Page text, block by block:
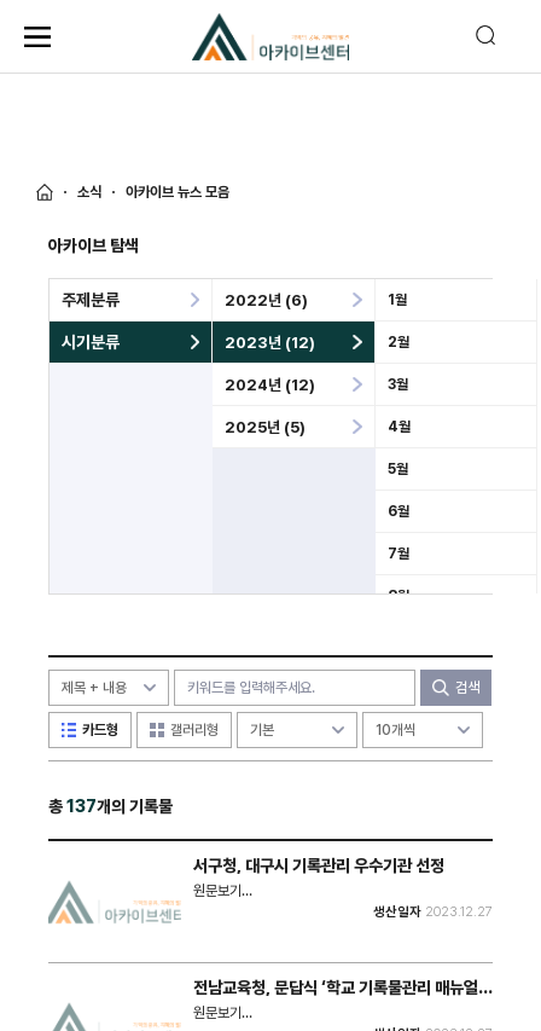
소식 아카이브 뉴스 모음
아카이브 탐색
주제분류
시기분류
2022년 (6)
2023년 (12)
1월
2월
3월
4월
5월
6월
7월
8월
11월
12월
2024년 (12)
2025년 (5)
검색
카드형 갤러리형
총137개의 기록물
서구청, 대구시 기록관리 우수기관 선정
원문보기
: https://www.idaegu.co.kr/news/articleView.html?
밝혔다. 기록관리 평가는 기록물 관리분야 업무지원의
적극성, 업무수행의 충실성 및 기록물관리 우수사례 등
3개 부문, 11개 지표를 평가한다. 서구청은 3개 부문 전
반에서 우수한 점수를 얻었다. 특히 직원들을 대상으로
실시한 기록물관리 교육과 전 부서에 걸쳐 실시한 기록
생산일자 2023.12.27
전남교육청, 문답식 ‘학교 기록물관리 매뉴얼’
발간
원문보기